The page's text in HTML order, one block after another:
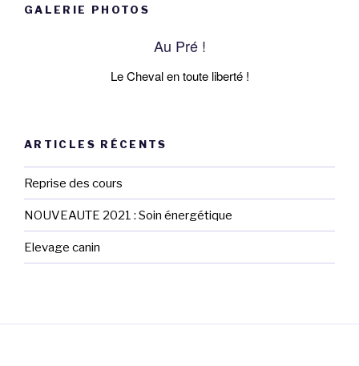
GALERIE PHOTOS
Au Pré !
Le Cheval en toute liberté !
ARTICLES RÉCENTS
Reprise des cours
NOUVEAUTE 2021 : Soin énergétique
Elevage canin